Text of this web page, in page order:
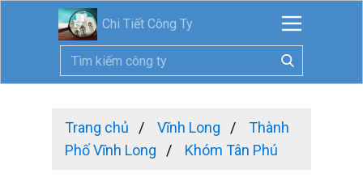
Chi Tiết Công Ty
Trang chủ Vĩnh Long
Thành
Phố Vĩnh Long
Khóm Tân Phú